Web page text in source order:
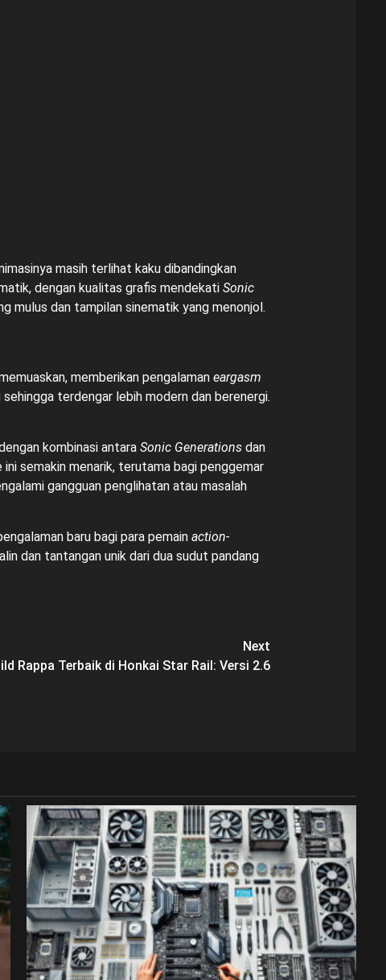
masih terlihat kaku dibandingkan
dengan kualitas grafis mendekati Sonic
mulus dan tampilan sinematik yang menonjol.
memberikan pengalaman eargasm
terdengar lebih modern dan berenergi.
kombinasi antara Sonic Generationsdan
semakin menarik, terutama bagi penggemar
gangguan penglihatan atau masalah
baru bagi para pemain action-
dan tantangan unik dari dua sudut pandang
Next
Rappa Terbaik di Honkai Star Rail: Versi 2.6